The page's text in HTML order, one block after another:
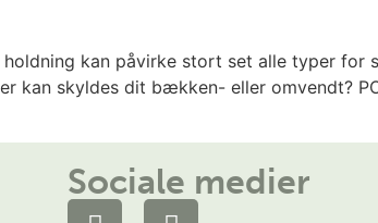
kan påvirke stort set alle typer for
kan skyldes dit bækken- eller omvendt?
Sociale medier